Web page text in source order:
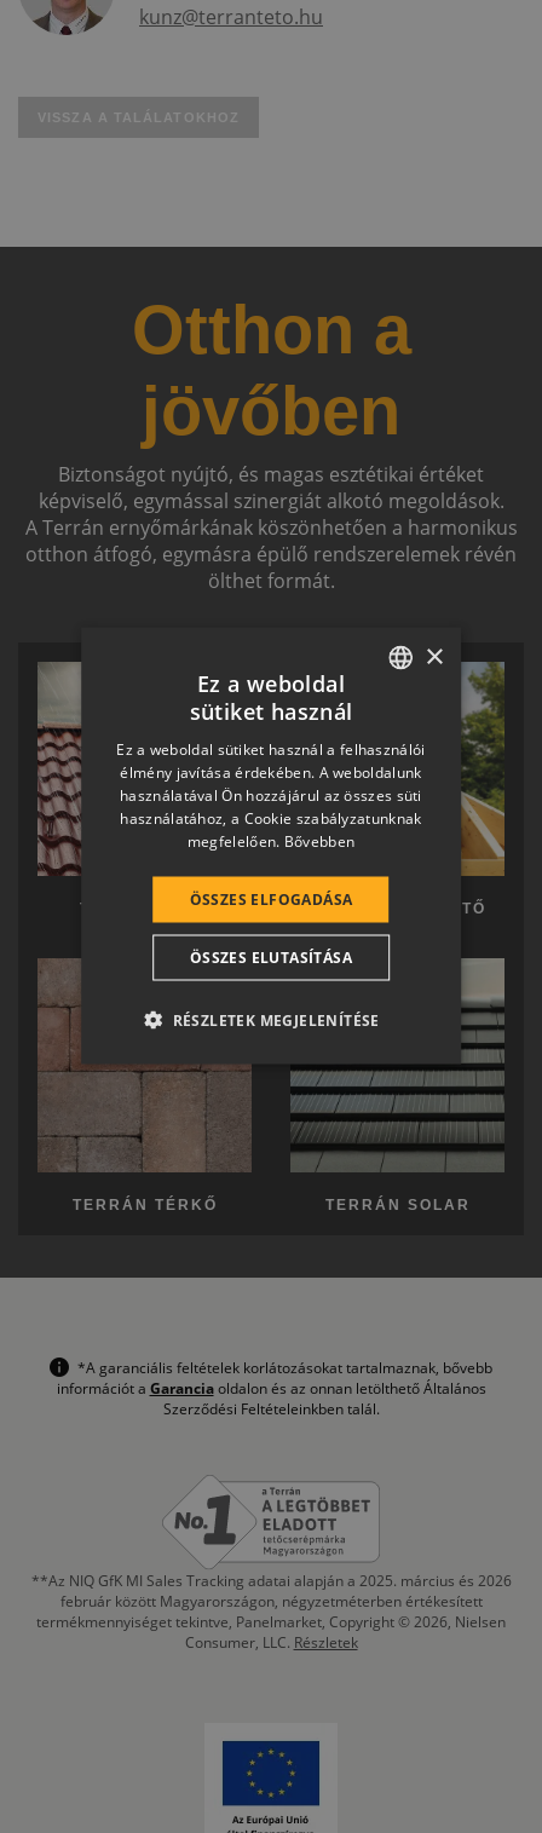
kunz@terranteto.hu
VISSZA A TALÁLATOKHOZ
Otthon a
jövőben
Biztonságot nyújtó, és magas esztétikai értéket
képviselő, egymással szinergiát alkotó megoldások.
A Terrán ernyőmárkának köszönhetően a harmonikus
otthon átfogó, egymásra épülő rendszerelemek révén
ölthet formát.
TERRÁN TETŐ TERRÁN KÉSZTETŐ
TERRÁN TÉRKŐ TERRÁN SOLAR
*A garanciális feltételek korlátozásokat tartalmaznak, bővebb
információt a Garanciaoldalon és az onnan letölthető Általános
Szerződési Feltételeinkben talál.
**Az NIQ GfK MI Sales Tracking adatai alapján a 2025. március és 2026
február között Magyarországon, négyzetméterben értékesített
termékmennyiséget tekintve, Panelmarket, Copyright © 2026, Nielsen
Consumer, LLC. Részletek
HUNGARIAN
SLOVAK
GERMAN
ROMANIAN
CROATIAN
SR
RO-HU
ITALIAN
×
Ez a weboldal
sütiket használ
Ez a weboldal sütiket használ a felhasználói
élmény javítása érdekében. A weboldalunk
használatával Ön hozzájárul az összes süti
használatához, a Cookie szabályzatunknak
megfelelően. Bővebben
ÖSSZES ELFOGADÁSA
ÖSSZES ELUTASÍTÁSA
RÉSZLETEK MEGJELENÍTÉSE